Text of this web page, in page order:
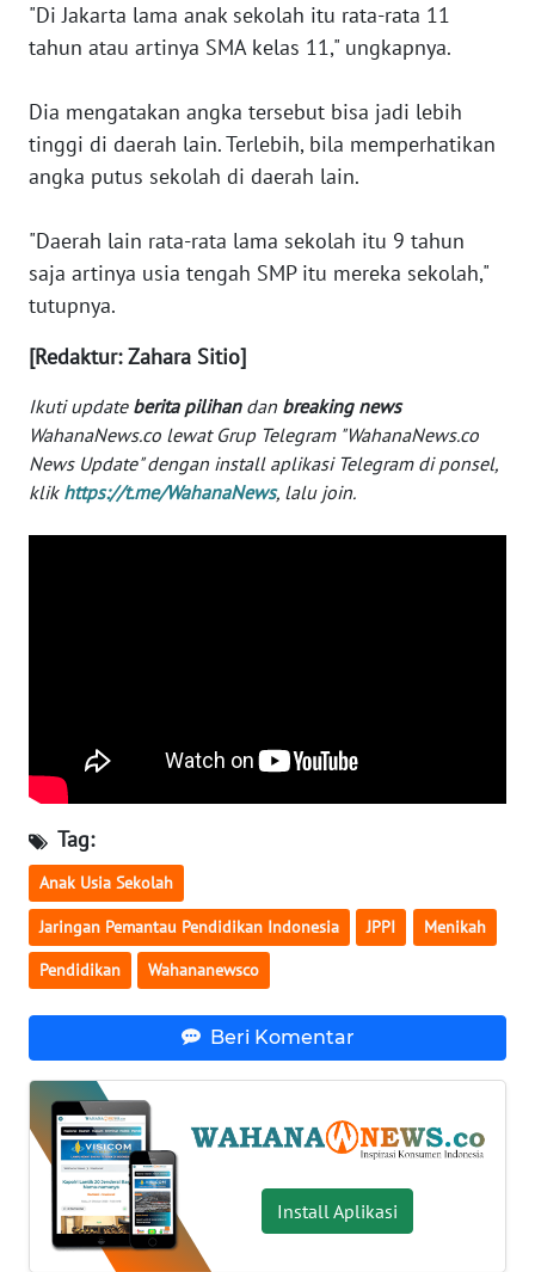
"Di Jakarta lama anak sekolah itu rata-rata 11
tahun atau artinya SMA kelas 11," ungkapnya.
Dia mengatakan angka tersebut bisa jadi lebih
tinggi di daerah lain. Terlebih, bila memperhatikan
angka putus sekolah di daerah lain.
"Daerah lain rata-rata lama sekolah itu 9 tahun
saja artinya usia tengah SMP itu mereka sekolah,"
tutupnya.
[Redaktur: Zahara Sitio]
Ikuti update berita pilihandan breaking news
WahanaNews.co lewat Grup Telegram "WahanaNews.co
News Update" dengan install aplikasi Telegram di ponsel,
klik https://t.me/WahanaNews, lalu join.
Tag:
Anak Usia Sekolah
Jaringan Pemantau Pendidikan Indonesia JPPI Menikah
Pendidikan Wahananewsco
Beri Komentar
Install Aplikasi
Regional
WN
SUMUT
JAKARTA
WN
WN
BANTEN
WN
BARAT
WN
RIAU
WN
SERAMBI
WN
JAMBI
WN
SULTRA
WN